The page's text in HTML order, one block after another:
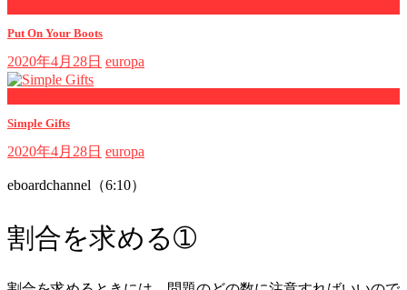
Put On Your Boots
2020年4月28日 europa
Simple Gifts
2020年4月28日 europa
eboardchannel（6:10）
割合を求める➀